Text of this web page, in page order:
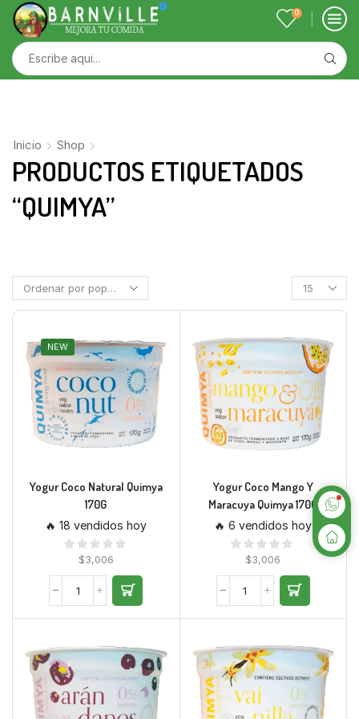
0
Inicio Shop
PRODUCTOS ETIQUETADOS
“QUIMYA”
NEW
Yogur Coco Natural Quimya
170G
🔥 18 vendidos hoy
$3,006
Yogur Coco Mango Y
Maracuya Quimya 170G
🔥 6 vendidos hoy
$3,006